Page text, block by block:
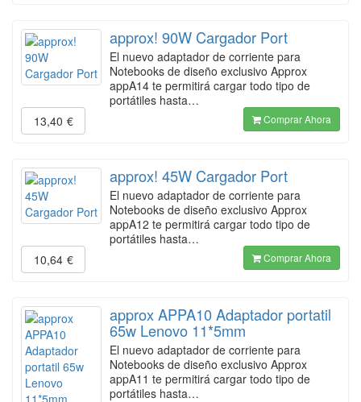
approx! 90W Cargador Port
El nuevo adaptador de corriente para
Notebooks de diseño exclusivo Approx
appA14 te permitirá cargar todo tipo de
portátiles hasta…
13,40 € Comprar Ahora
approx! 45W Cargador Port
El nuevo adaptador de corriente para
Notebooks de diseño exclusivo Approx
appA12 te permitirá cargar todo tipo de
portátiles hasta…
10,64 € Comprar Ahora
approx APPA10 Adaptador portatil
65w Lenovo 11*5mm
El nuevo adaptador de corriente para
Notebooks de diseño exclusivo Approx
appA11 te permitirá cargar todo tipo de
portátiles hasta…